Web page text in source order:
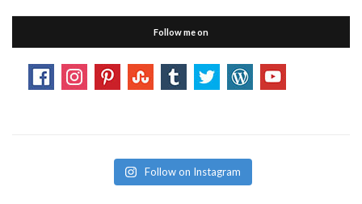
Follow me on
Follow on Instagram